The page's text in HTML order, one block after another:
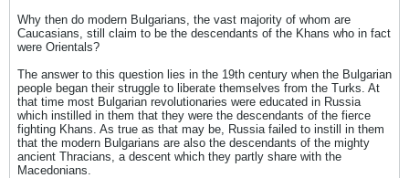
Why then do modern Bulgarians, the vast majority of whom are
Caucasians, still claim to be the descendants of the Khans who in fact
were Orientals?
The answer to this question lies in the 19th century when the Bulgarian
people began their struggle to liberate themselves from the Turks. At
that time most Bulgarian revolutionaries were educated in Russia
which instilled in them that they were the descendants of the fierce
fighting Khans. As true as that may be, Russia failed to instill in them
that the modern Bulgarians are also the descendants of the mighty
ancient Thracians, a descent which they partly share with the
Macedonians.